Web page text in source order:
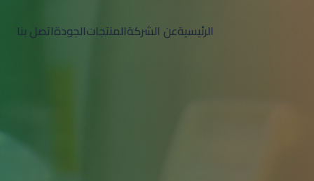
الرئيسيةعن الشركةالمنتجاتالجودةاتصل بنا